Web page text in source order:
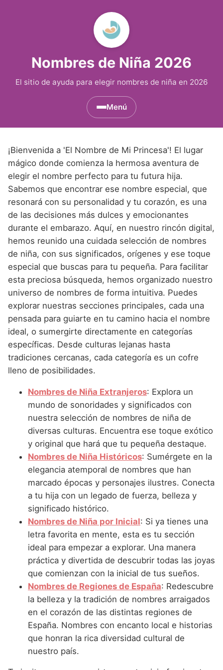
Nombres de Niña 2026
El sitio de ayuda para elegir nombres de niña en 2026
Menú
Nombres de Niña que empiezan por A
Nombres de Niña que empiezan por B
Nombres de Niña que empiezan por C
Nombres de Niña que empiezan por D
Nombres de Niña que empiezan por E
Nombres de Niña que empiezan por F
Nombres de Niña que empiezan por G
Nombres de Niña que empiezan por H
Nombres de Niña que empiezan por I
Nombres de Niña que empiezan por J
Nombres de Niña que empiezan por K
Nombres de Niña que empiezan por L
Nombres de Niña que empiezan por M
Nombres de Niña que empiezan por N
Nombres de Niña que empiezan por O
Nombres de Niña que empiezan por P
Nombres de Niña que empiezan por Q
Nombres de Niña que empiezan por R
Nombres de Niña que empiezan por S
Nombres de Niña que empiezan por T
Nombres de Niña que empiezan por U
Nombres de Niña que empiezan por V
Nombres de Niña que empiezan por W
Nombres de Niña que empiezan por X
Nombres de Niña que empiezan por Y
Nombres de Niña Históricos ▾
Nombres de Niña de Origen Biblico
Nombres de Niña Celtas
Nombres de Niña Egipcios
Nombres de Niña Griegos
Nombres de Niña Mitológicos
Nombres de Niña Romanos
Nombres de Niña Vikingos
Nombres de Niña Extranjeros ▾
Nombres de Niña Alemanes
Nombres de Niña Americanos
Nombres de Niña Chinos
Nombres de Niña Franceses
Nombres de Niña Hispanoamericanos
Nombres de Niña Ingleses
Nombres de Niña Italianos
Nombres de Niña Japoneses
Nombres de Niña Judios
Nombres de Niña Marroquies
Nombres de Niña Portugueses
Nombres de Niña Rumanos
Nombres de Niña Rusos
Nombres de Niña Suecos
Nombres de Regiones de España ▾
Nombres de Niña Andaluces
Nombres de Niña Aragoneses
Nombres de Niña Asturianos
Nombres de Niña Baleares
Nombres de Niña Canarios
Nombres de Niña Cantabros
Nombres de Niña Castellanos
Nombres de Niña Catalanes
Nombres de Niña Gallegos
Nombres de Niña Madrileños
Nombres de Niña Navarros
Nombres de Niña Riojanos
Nombres de Niña Valencianos
Buscar
¡Bienvenida a 'El Nombre de Mi Princesa'! El lugar
mágico donde comienza la hermosa aventura de
elegir el nombre perfecto para tu futura hija.
Sabemos que encontrar ese nombre especial, que
resonará con su personalidad y tu corazón, es una
de las decisiones más dulces y emocionantes
durante el embarazo. Aquí, en nuestro rincón digital,
hemos reunido una cuidada selección de nombres
de niña, con sus significados, orígenes y ese toque
especial que buscas para tu pequeña. Para facilitar
esta preciosa búsqueda, hemos organizado nuestro
universo de nombres de forma intuitiva. Puedes
explorar nuestras secciones principales, cada una
pensada para guiarte en tu camino hacia el nombre
ideal, o sumergirte directamente en categorías
específicas. Desde culturas lejanas hasta
tradiciones cercanas, cada categoría es un cofre
lleno de posibilidades.
Nombres de Niña Extranjeros: Explora un
mundo de sonoridades y significados con
nuestra selección de nombres de niña de
diversas culturas. Encuentra ese toque exótico
y original que hará que tu pequeña destaque.
Nombres de Niña Históricos: Sumérgete en la
elegancia atemporal de nombres que han
marcado épocas y personajes ilustres. Conecta
a tu hija con un legado de fuerza, belleza y
significado histórico.
Nombres de Niña por Inicial: Si ya tienes una
letra favorita en mente, esta es tu sección
ideal para empezar a explorar. Una manera
práctica y divertida de descubrir todas las joyas
que comienzan con la inicial de tus sueños.
Nombres de Regiones de España: Redescubre
la belleza y la tradición de nombres arraigados
en el corazón de las distintas regiones de
España. Nombres con encanto local e historias
que honran la rica diversidad cultural de
nuestro país.